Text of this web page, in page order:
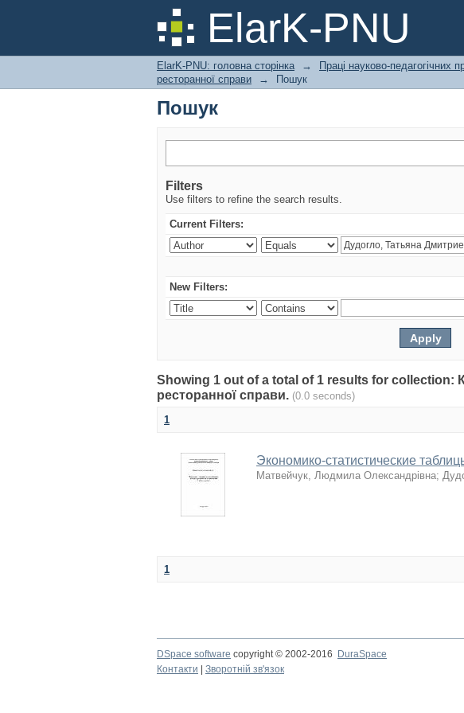
ElarK-PNU
Пошук
ElarK-PNU: головна сторінка → Праці науково-педагогічних
ресторанної справи
→ Пошук
Пошук
Filters
Use filters to refine the search results.
Current Filters:
New Filters:
Showing 1 out of a total of 1 results for collection:
ресторанної справи. (0.0 seconds)
1
Экономико-статистические
Матвейчук, Людмила Олександрівна;
1
DSpace software copyright © 2002-2016 DuraSpace
Контакти
Зворотній зв'язок